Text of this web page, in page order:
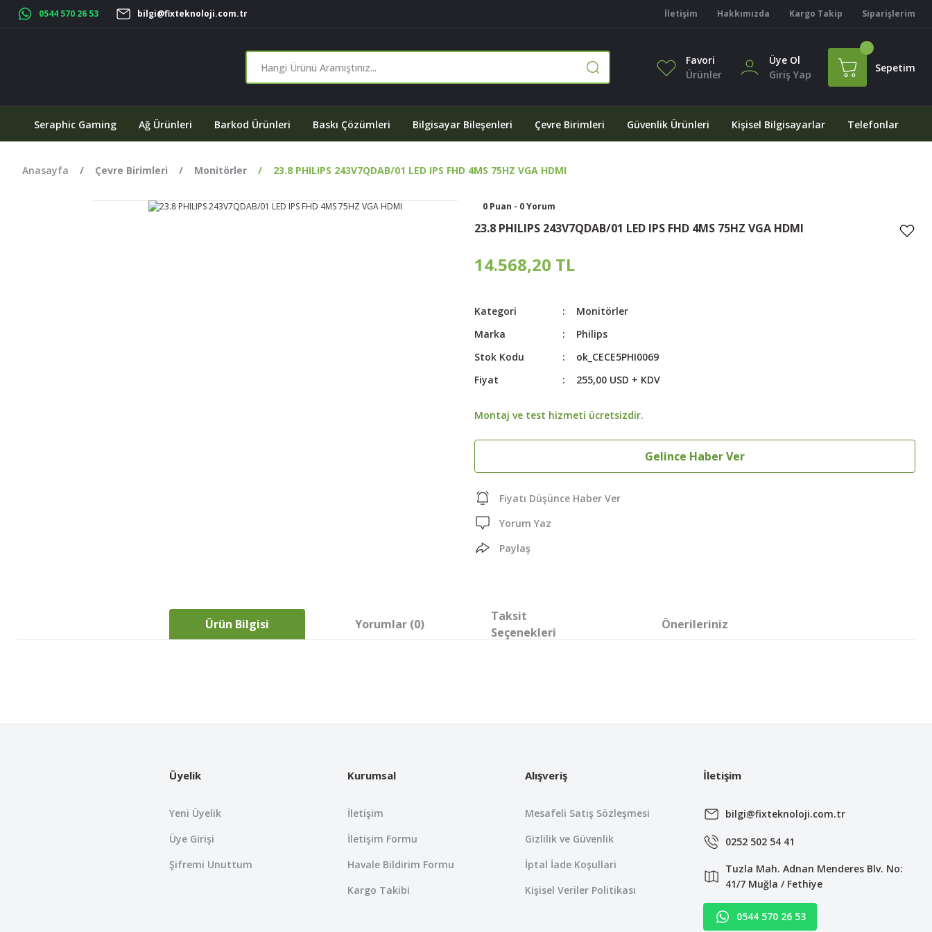
0544 570 26 53 bilgi@fixteknoloji.com.tr İletişim Hakkımızda Kargo Takip Siparişlerim
Favori
Ürünler
Üye Ol
Giriş Yap
Sepetim
Seraphic Gaming Ağ Ürünleri Barkod Ürünleri Baskı Çözümleri Bilgisayar Bileşenleri Çevre Birimleri Güvenlik Ürünleri Kişisel Bilgisayarlar Telefonlar
Anasayfa Çevre Birimleri Monitörler 23.8 PHILIPS 243V7QDAB/01 LED IPS FHD 4MS 75HZ VGA HDMI
0 Puan - 0 Yorum
23.8 PHILIPS 243V7QDAB/01 LED IPS FHD 4MS 75HZ VGA HDMI
14.568,20 TL
Kategori
Monitörler
Marka
Philips
Stok Kodu
ok_CECE5PHI0069
Fiyat
255,00 USD + KDV
Montaj ve test hizmeti ücretsizdir.
Gelince Haber Ver
Fiyatı Düşünce Haber Ver
Yorum Yaz
Paylaş
Ürün Bilgisi Yorumlar (0)
Taksit
Seçenekleri
Önerileriniz
Ürün bilgilerinde hatalar bulunuyor.
Bu ürüne benzer farklı alternatifler olmalı.
Üyelik
Yeni Üyelik
Üye Girişi
Şifremi Unuttum
Kurumsal
İletişim
İletişim Formu
Havale Bildirim Formu
Kargo Takibi
Alışveriş
Mesafeli Satış Sözleşmesi
Gizlilik ve Güvenlik
İptal İade Koşullari
Kişisel Veriler Politikası
İletişim
bilgi@fixteknoloji.com.tr
0252 502 54 41
Tuzla Mah. Adnan Menderes Blv. No:
41/7 Muğla / Fethiye
0544 570 26 53